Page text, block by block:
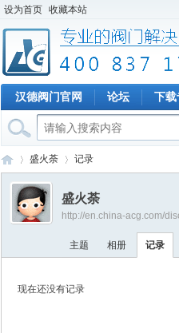
设为首页 收藏本站
汉德阀门官网 论坛 下载
›
盛火荼 记录
盛火荼
http://en.china-acg.com/
主题 相册 记录
现在还没有记录